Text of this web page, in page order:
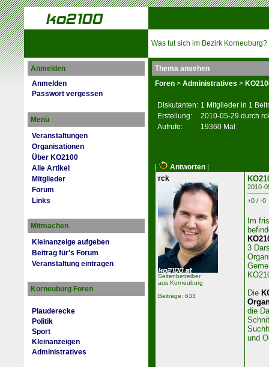
Was tut sich im Bezirk Korneuburg?
Anmelden
Anmelden
Passwort vergessen
Menü
Veranstaltungen
Organisationen
Über KO2100
Alle Artikel
Mitglieder
Forum
Links
Mitmachen
Kleinanzeige aufgeben
Beitrag für's Forum
Veranstaltung eintragen
Korneuburg Foren
Plauderecke
Politik
Sport
Kleinanzeigen
Administratives
Thema ansehen
Foren > Administratives >
Diskutanten: 1 Mitglieder in 1
Erstellung:
2010-05-29 durch
Aufrufe:
19360 Mal
Antworten
rck
Seitenbetreiber
aus Korneuburg
Beiträge: 633
2010-
+0 / -0
Im
3
Die
die
und